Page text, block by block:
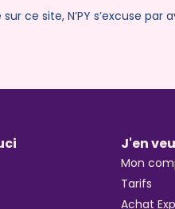
ce site, N’PY s’excuse
J'en
Mon
Tarifs
Achat